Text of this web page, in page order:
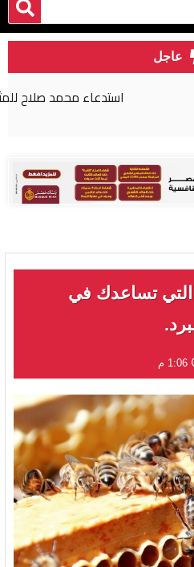
عاجل
القضاء المصري
تساعدك في
1:06 م